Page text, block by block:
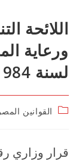
اللائحة
لسنة 1984
Postالقوانين